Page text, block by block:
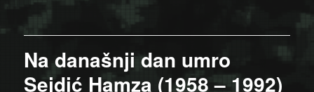
Na današnji dan umro
Sejdić Hamza (1958 – 1992)